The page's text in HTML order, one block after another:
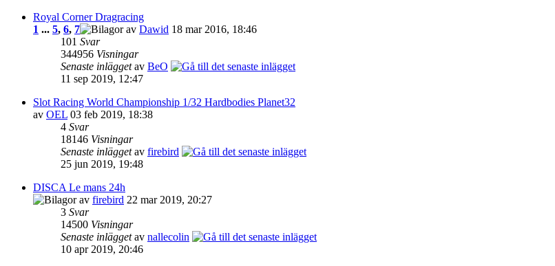
Royal Corner Dragracing
1 ... 5, 6, 7 av Dawid 18 mar 2016, 18:46
101 Svar
344956 Visningar
Senaste inläggetav BeO
11 sep 2019, 12:47
Slot Racing World Championship 1/32 Hardbodies Planet32
av OEL 03 feb 2019, 18:38
4 Svar
18146 Visningar
Senaste inläggetav firebird
25 jun 2019, 19:48
DISCA Le mans 24h
av firebird 22 mar 2019, 20:27
3 Svar
14500 Visningar
Senaste inläggetav nallecolin
10 apr 2019, 20:46